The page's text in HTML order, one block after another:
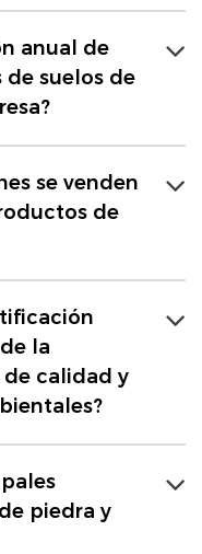
anual de
de suelos de
se venden
de
la
calidad y
piedra y